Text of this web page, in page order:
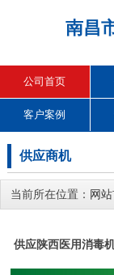
南昌
公司首页
客户案例
供应商机
当前所在位置： 网
供应陕西医用消毒